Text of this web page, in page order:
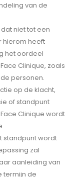
van de
niet tot een
hierom heeft
het oordeel
Clinique, zoals
personen.
op de klacht,
of standpunt
Clinique wordt
standpunt wordt
zal
aanleiding van
termijn de